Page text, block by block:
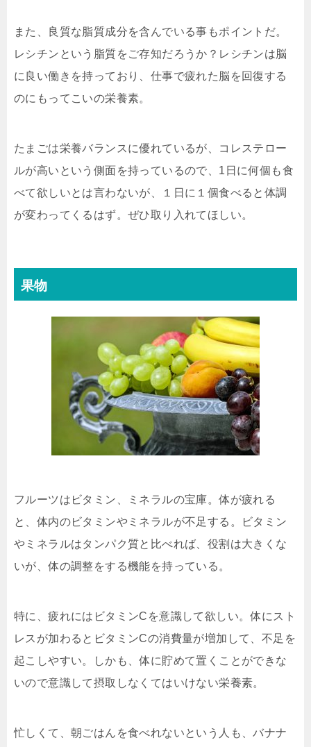
また、良質な脂質成分を含んでいる事もポイントだ。
レシチンという脂質をご存知だろうか？レシチンは脳
に良い働きを持っており、仕事で疲れた脳を回復する
のにもってこいの栄養素。
たまごは栄養バランスに優れているが、コレステロー
ルが高いという側面を持っているので、1日に何個も食
べて欲しいとは言わないが、１日に１個食べると体調
が変わってくるはず。ぜひ取り入れてほしい。
果物
フルーツはビタミン、ミネラルの宝庫。体が疲れる
と、体内のビタミンやミネラルが不足する。ビタミン
やミネラルはタンパク質と比べれば、役割は大きくな
いが、体の調整をする機能を持っている。
特に、疲れにはビタミンCを意識して欲しい。体にスト
レスが加わるとビタミンCの消費量が増加して、不足を
起こしやすい。しかも、体に貯めて置くことができな
いので意識して摂取しなくてはいけない栄養素。
忙しくて、朝ごはんを食べれないという人も、バナナ